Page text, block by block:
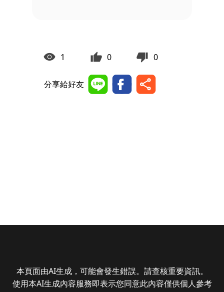
1 0 0
分享給好友
本頁面由AI生成，可能會發生錯誤。請查核重要資訊。
使用本AI生成內容服務即表示您同意此內容僅供個人參考